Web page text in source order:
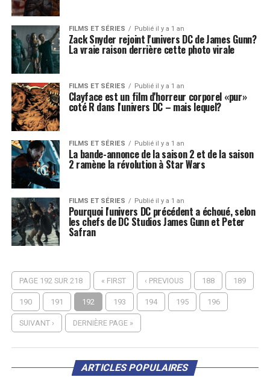
FILMS ET SÉRIES Publié il y a 1 an
Zack Snyder rejoint l'univers DC de James Gunn?
La vraie raison derrière cette photo virale
FILMS ET SÉRIES Publié il y a 1 an
Clayface est un film d'horreur corporel «pur»
coté R dans l'univers DC – mais lequel?
FILMS ET SÉRIES Publié il y a 1 an
La bande-annonce de la saison 2 et de la saison
2 ramène la révolution à Star Wars
FILMS ET SÉRIES Publié il y a 1 an
Pourquoi l'univers DC précédent a échoué, selon
les chefs de DC Studios James Gunn et Peter
Safran
PAGE 192 SUR 218 « FIRST ‹ PREVIOUS 188 189
190 191 192 193 194 195 196
SUIVANT › DERNIÈRE PAGE »
ARTICLES POPULAIRES